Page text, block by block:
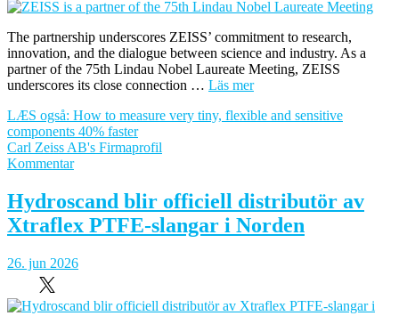
The partnership underscores ZEISS’ commitment to research,
innovation, and the dialogue between science and industry. As a
partner of the 75th Lindau Nobel Laureate Meeting, ZEISS
underscores its close connection … Läs mer
LÆS også: How to measure very tiny, flexible and sensitive
components 40% faster
Carl Zeiss AB's Firmaprofil
Kommentarom
a
partner
the
75th
Nobel
Hydroscand blir officiell distributör av
Xtraflex PTFE-slangar i Norden
26. jun 2026